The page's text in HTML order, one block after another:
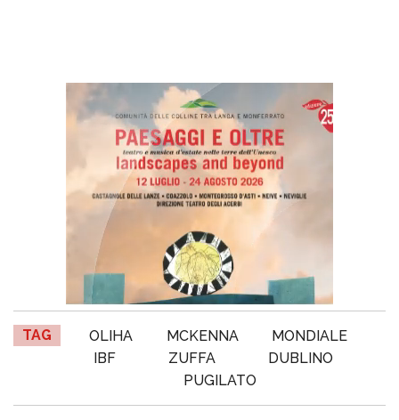
TAG OLIHA MCKENNA
MONDIALE
IBF
ZUFFA
DUBLINO
PUGILATO